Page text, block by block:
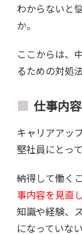
わからないと
か。
ここからは、
るための対処
仕事内
キャリアアッ
堅社員にとっ
納得して働く
事内容を見直
知識や経験、
になっていな